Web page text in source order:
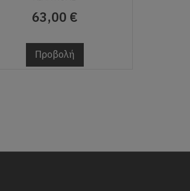
63,00 €
Προβολή